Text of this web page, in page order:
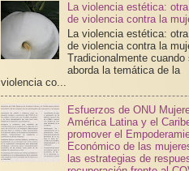
La violencia estética:
de violencia contra la
La violencia estética:
de violencia contra la
Tradicionalmente cuando
aborda la temática de la
violencia co...
Esfuerzos de ONU
América Latina y el
promover el
Económico de las
las estrategias de